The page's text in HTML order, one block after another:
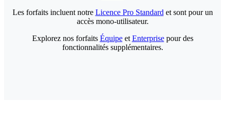
Les forfaits incluent notre Licence Pro Standard et sont pour un
accès mono-utilisateur.
Explorez nos forfaits Équipeet Enterprisepour des
fonctionnalités supplémentaires.